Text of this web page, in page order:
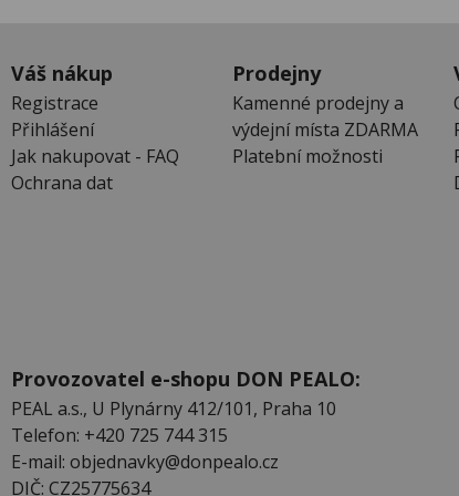
Váš nákup
Registrace
Přihlášení
Jak nakupovat - FAQ
Ochrana dat
Prodejny
Kamenné prodejny a
výdejní místa ZDARMA
Platební možnosti
Provozovatel e-shopu DON PEALO:
PEAL a.s., U Plynárny 412/101, Praha 10
Telefon: +420 725 744 315
E-mail: objednavky@donpealo.cz
DIČ: CZ25775634